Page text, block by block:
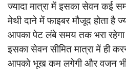
ज्यादा मात्रा में इसका सेवन कई
मेथी दाने में फाइबर मौजूद होता है
आपका पेट लंबे समय तक भरा
इसका सेवन सीमित मात्रा में ही
आपको भूख कम लगेगी और वजन भी